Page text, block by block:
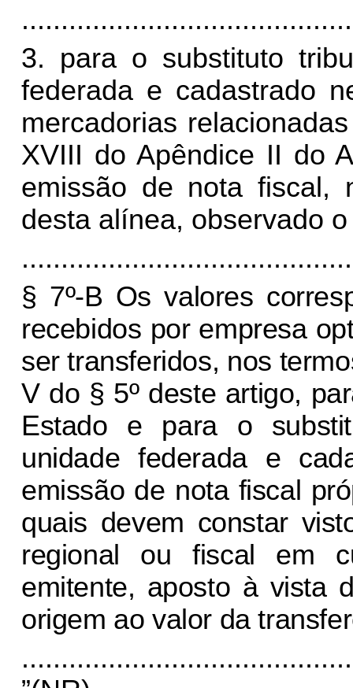
3. para o substituto
federada e cadastrado
mercadorias
XVIII do Apêndice II do
emissão de nota fiscal,
desta alínea, observado
§ 7º-B Os valores
recebidos por empresa
ser transferidos, nos
V do § 5º deste artigo,
Estado e para o
unidade federada e
emissão de nota fiscal
quais devem constar
regional ou fiscal em
emitente, aposto à vista
origem ao valor da